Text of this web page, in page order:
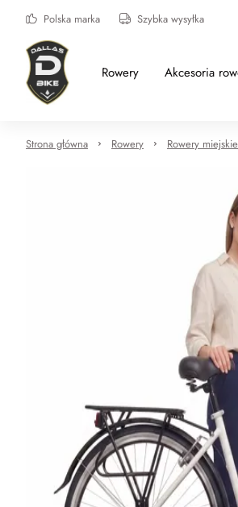
Polska marka Szybka wysyłka
Rowery Akcesoria
Strona główna Rowery Rowery miejskie